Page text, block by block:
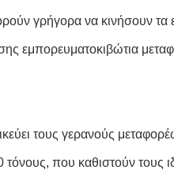
γρήγορα να κινήσουν
εμπορευματοκιβώτια
τους γερανούς
που καθιστούν τους